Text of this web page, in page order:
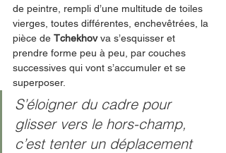
de peintre, rempli d’une multitude de toiles
vierges, toutes différentes, enchevêtrées, la
pièce de Tchekhov va s’esquisser et
prendre forme peu à peu, par couches
successives qui vont s’accumuler et se
superposer.
S’éloigner du cadre pour
glisser vers le hors-champ,
c’est tenter un déplacement